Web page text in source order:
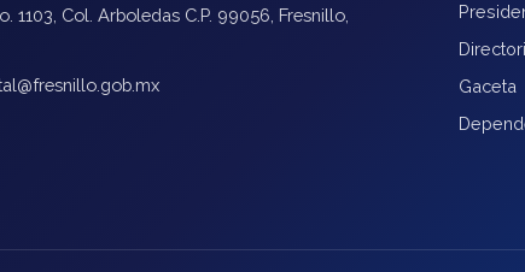
1103, Col. Arboledas C.P. 99056, Fresnillo,
Gaceta